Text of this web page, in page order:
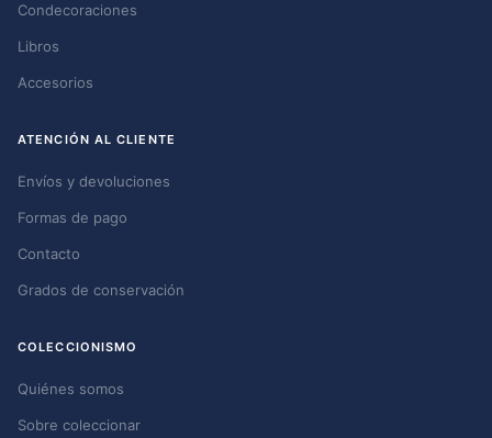
Condecoraciones
Libros
Accesorios
ATENCIÓN AL CLIENTE
Envíos y devoluciones
Formas de pago
Contacto
Grados de conservación
COLECCIONISMO
Quiénes somos
Sobre coleccionar